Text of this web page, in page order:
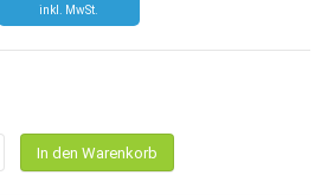
In den Warenkorb